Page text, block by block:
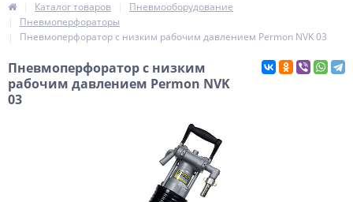
Каталог товаров
Пневмооборудование
Пневмоперфораторы
Пневмоперфоратор с низким рабочим давлением Permon NVK 03
Пневмоперфоратор с низким
рабочим давлением Permon NVK
03